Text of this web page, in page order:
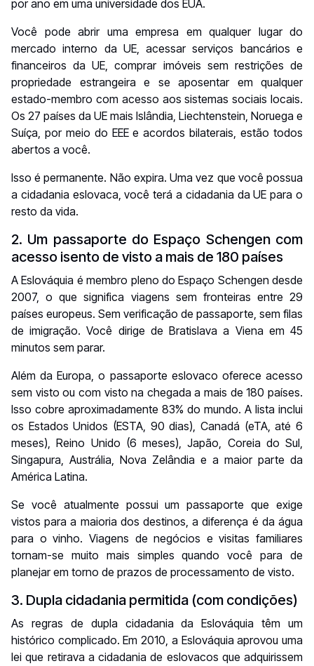
por ano em uma universidade dos EUA.
Você pode abrir uma empresa em qualquer lugar do
mercado interno da UE, acessar serviços bancários e
financeiros da UE, comprar imóveis sem restrições de
propriedade estrangeira e se aposentar em qualquer
estado-membro com acesso aos sistemas sociais locais.
Os 27 países da UE mais Islândia, Liechtenstein, Noruega e
Suíça, por meio do EEE e acordos bilaterais, estão todos
abertos a você.
Isso é permanente. Não expira. Uma vez que você possua
a cidadania eslovaca, você terá a cidadania da UE para o
resto da vida.
2. Um passaporte do Espaço Schengen com
acesso isento de visto a mais de 180 países
A Eslováquia é membro pleno do Espaço Schengen desde
2007, o que significa viagens sem fronteiras entre 29
países europeus. Sem verificação de passaporte, sem filas
de imigração. Você dirige de Bratislava a Viena em 45
minutos sem parar.
Além da Europa, o passaporte eslovaco oferece acesso
sem visto ou com visto na chegada a mais de 180 países.
Isso cobre aproximadamente 83% do mundo. A lista inclui
os Estados Unidos (ESTA, 90 dias), Canadá (eTA, até 6
meses), Reino Unido (6 meses), Japão, Coreia do Sul,
Singapura, Austrália, Nova Zelândia e a maior parte da
América Latina.
Se você atualmente possui um passaporte que exige
vistos para a maioria dos destinos, a diferença é da água
para o vinho. Viagens de negócios e visitas familiares
tornam-se muito mais simples quando você para de
planejar em torno de prazos de processamento de visto.
3. Dupla cidadania permitida (com condições)
As regras de dupla cidadania da Eslováquia têm um
histórico complicado. Em 2010, a Eslováquia aprovou uma
lei que retirava a cidadania de eslovacos que adquirissem